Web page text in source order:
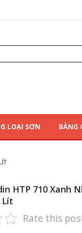
LOẠI SƠN BẢNG
HTP 710 Xanh
Lít
Rate this